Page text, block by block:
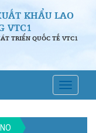
KHẨU LAO
VTC1
TRIỂN QUỐC TẾ VTC1